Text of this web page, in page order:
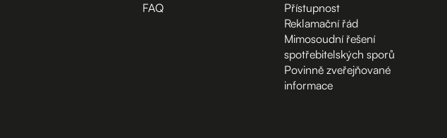
FAQ
Přístupnost
Reklamační řád
Mimosoudní řešení
spotřebitelských sporů
Povinně zveřejňované
informace